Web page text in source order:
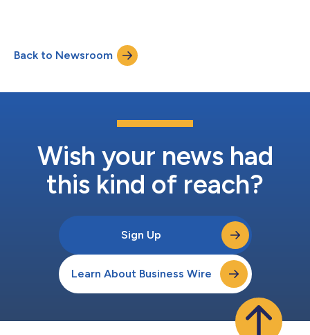
ランスフォームは、GaNの性能優位性を高電力システムメーカー
に提供できる数少ないGaN半導体企業の一つとして位置づけられ
ます。2月25日から29日までのイベント期間中、トランスフォー
は、業界初のサファイア基板上1200V GaNデバイス・モデル
イルストーンを紹介します。また、当社の多用途SuperGaN®デ
バイス・ポートフォリオも重要な展示となり、TO-247-4L、
出力システム向けの完全・柔軟なパッケージングセレクショ...
Back to Newsroom
Wish your news had
this kind of reach?
Sign Up
Learn About Business Wire